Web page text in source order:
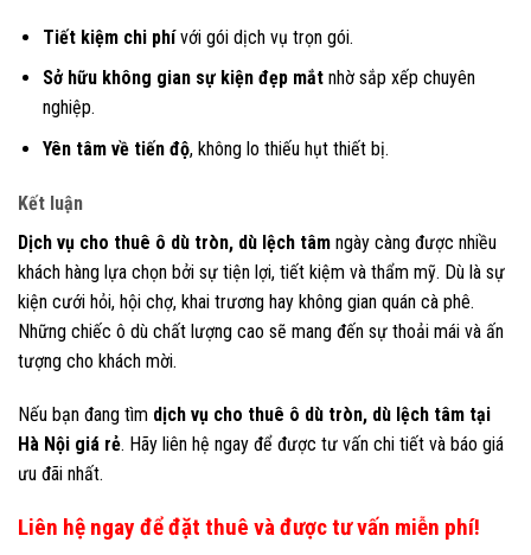
Tiết kiệm chi phívới gói dịch vụ trọn gói.
Sở hữu không gian sự kiện đẹp mắtnhờ sắp xếp chuyên
nghiệp.
Yên tâm về tiến độ, không lo thiếu hụt thiết bị.
Kết luận
Dịch vụ cho thuê ô dù tròn, dù lệch tâm ngày càng được nhiều
khách hàng lựa chọn bởi sự tiện lợi, tiết kiệm và thẩm mỹ. Dù là sự
kiện cưới hỏi, hội chợ, khai trương hay không gian quán cà phê.
Những chiếc ô dù chất lượng cao sẽ mang đến sự thoải mái và ấn
tượng cho khách mời.
Nếu bạn đang tìm dịch vụ cho thuê ô dù tròn, dù lệch tâm tại
Hà Nội giá rẻ. Hãy liên hệ ngay để được tư vấn chi tiết và báo giá
ưu đãi nhất.
Liên hệ ngay để đặt thuê và được tư vấn miễn phí!